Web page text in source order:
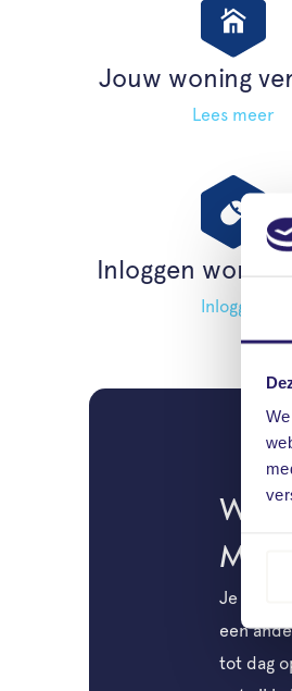
Jouw woning
Lees meer
Inloggen
Inloggen
Je wilt
een
tot dag